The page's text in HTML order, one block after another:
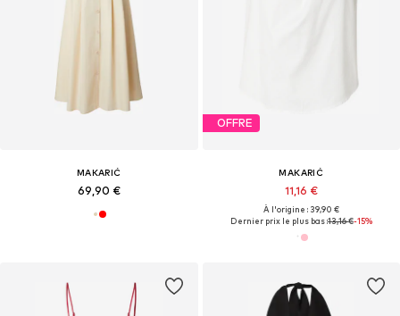
MAKARIĆ
69,90 €
OFFRE
MAKARIĆ
11,16 €
À l'origine : 39,90 €
Dernier prix le plus bas :13,16 €-15%